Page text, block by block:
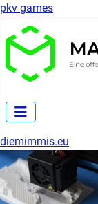
pkv games
diemimmis.eu